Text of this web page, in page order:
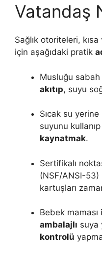
Vatandaş
Sağlık otoriteleri,
için aşağıdaki pratik
Musluğu
akıtıp, suyu
Sıcak su
suyunu
kaynatmak.
Sertifikalı
(NSF/ANSI-53)
kartuşları
Bebek
ambalajlı suya
kontrolü